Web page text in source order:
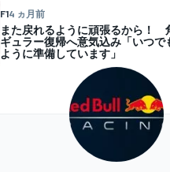
F14 ヵ月前
また戻れるように頑張るから！
ギュラー復帰へ意気込み「いつで
ように準備しています」